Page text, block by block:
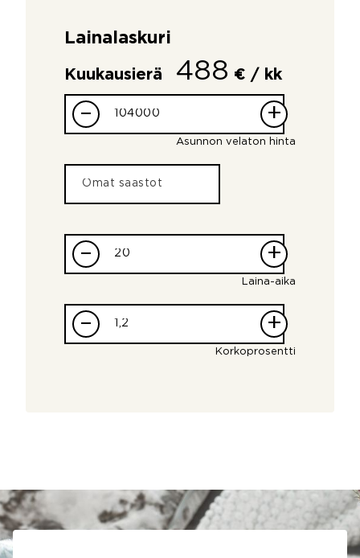
Lainalaskuri
Kuukausierä 488 € / kk
– +
Asunnon velaton hinta
– +
Laina-aika
– +
Korkoprosentti